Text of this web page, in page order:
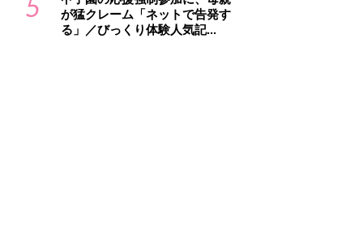
5
が猛クレーム「ネットで告発す
る」／びっくり体験人気記...